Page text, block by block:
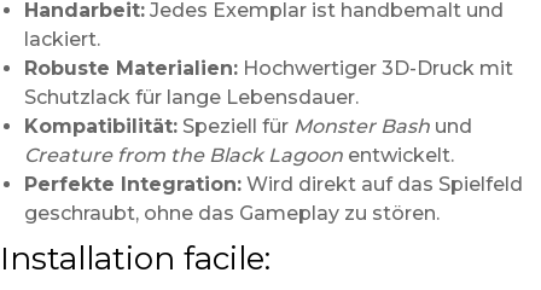
Handarbeit: Jedes Exemplar ist handbemalt und
lackiert.
Robuste Materialien: Hochwertiger 3D-Druck mit
Schutzlack für lange Lebensdauer.
Kompatibilität: Speziell für Monster Bash und
Creature from the Black Lagoon entwickelt.
Perfekte Integration: Wird direkt auf das Spielfeld
geschraubt, ohne das Gameplay zu stören.
Installation facile: